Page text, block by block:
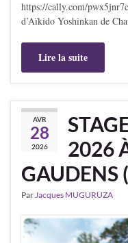
https://cally.com/
d’Aïkido Yoshinkan de
Lire la suite
AVR
28
2026
2026
GAUDENS
ParJacques MUGURUZA